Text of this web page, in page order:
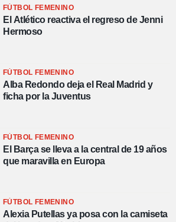
FÚTBOL FEMENINO
El Atlético reactiva el regreso de Jenni
Hermoso
FÚTBOL FEMENINO
Alba Redondo deja el Real Madrid y
ficha por la Juventus
FÚTBOL FEMENINO
El Barça se lleva a la central de 19 años
que maravilla en Europa
FÚTBOL FEMENINO
Alexia Putellas ya posa con la camiseta